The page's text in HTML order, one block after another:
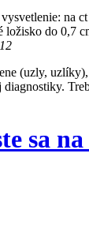
na
ložisko do 0,7
(uzly,
diagnostiky.
sa